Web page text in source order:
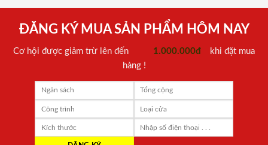
ĐĂNG KÝ MUA SẢN PHẨM HÔM NAY
Cơ hội được giảm trừ lên đến 1.000.000đ
khi đặt mua
hàng !